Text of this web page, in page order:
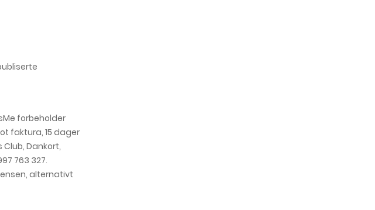
forbeholder
faktura, 15 dager
Dankort,
763 327.
alternativt